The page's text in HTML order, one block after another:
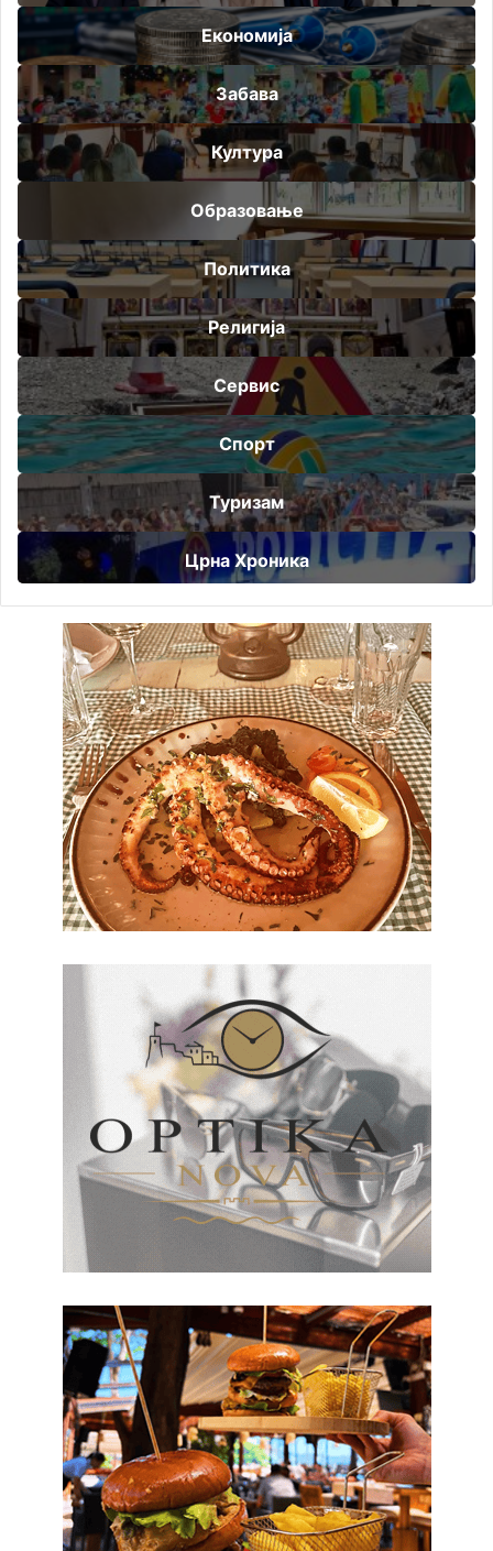
Економија
Забава
Култура
Образовање
Политика
Религија
Сервис
Спорт
Туризам
Црна Хроника